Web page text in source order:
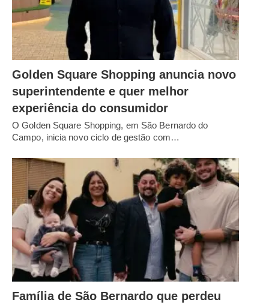
Golden Square Shopping anuncia novo
superintendente e quer melhor
experiência do consumidor
O Golden Square Shopping, em São Bernardo do
Campo, inicia novo ciclo de gestão com…
Família de São Bernardo que perdeu